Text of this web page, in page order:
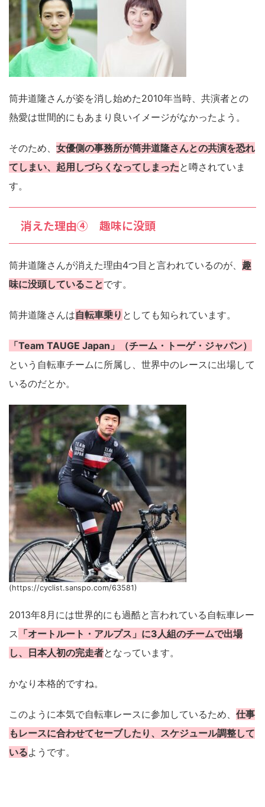
筒井道隆さんが姿を消し始めた2010年当時、共演者との
熱愛は世間的にもあまり良いイメージがなかったよう。
そのため、 女優側の事務所が筒井道隆さんとの共演を恐れ
てしまい、起用しづらくなってしまったと噂されていま
す。
消えた理由④ 趣味に没頭
筒井道隆さんが消えた理由4つ目と言われているのが、 趣
味に没頭していることです。
筒井道隆さんは自転車乗り としても知られています。
「Team TAUGE Japan」（チーム・トーゲ・ジャパン）
という自転車チームに所属し、世界中のレースに出場して
いるのだとか。
(https://cyclist.sanspo.com/63581)
2013年8月には世界的にも過酷と言われている自転車レー
ス 「オートルート・アルプス」に3人組のチームで出場
し、日本人初の完走者となっています。
かなり本格的ですね。
このように本気で自転車レースに参加しているため、 仕事
もレースに合わせてセーブしたり、スケジュール調整して
いるようです。